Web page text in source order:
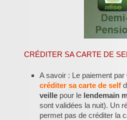
CRÉDITER SA CARTE DE
A savoir : Le paiement
créditer sa carte de self
veille pour le lendemain
sont validées la nuit). Un
permet pas de créditer la